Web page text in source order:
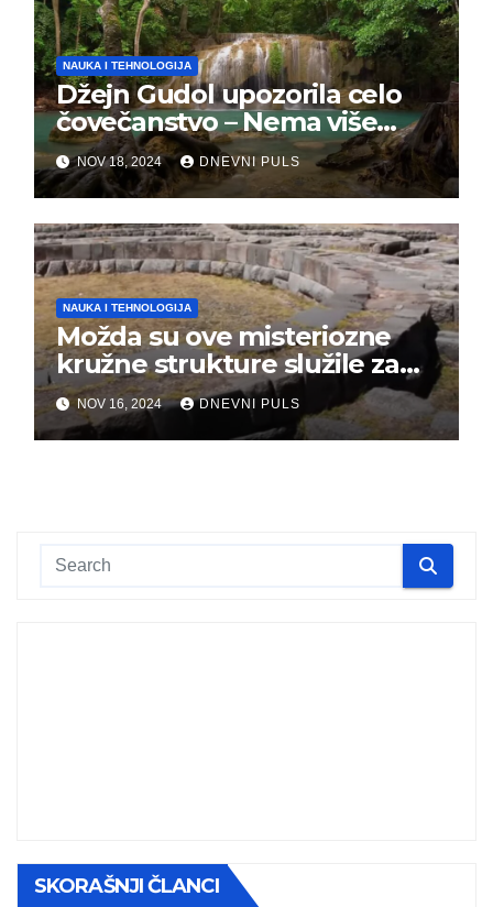
NAUKA I TEHNOLOGIJA
Džejn Gudol upozorila celo
čovečanstvo – Nema više
vremena, masovno
izumiranje je počelo
NOV 18, 2024 DNEVNI PULS
NAUKA I TEHNOLOGIJA
Možda su ove misteriozne
kružne strukture služile za
kontrolu vremena
NOV 16, 2024 DNEVNI PULS
SKORAŠNJI ČLANCI